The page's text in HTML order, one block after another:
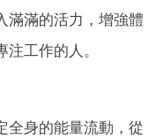
滿滿的活力，增強體
工作的人。
全身的能量流動，從